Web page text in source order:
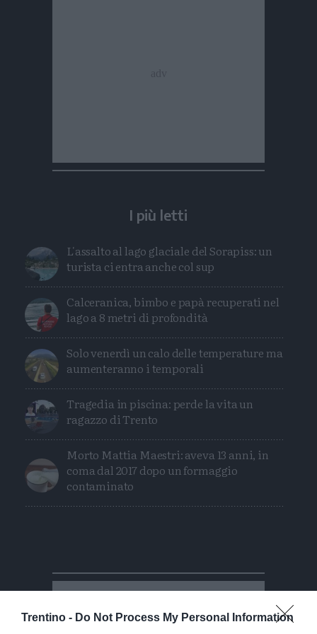
Trentino - Do Not Process My Personal Information
I più letti
L'assalto al lago glaciale del Sorapiss: un
turista ci entra anche col sup
Calceranica, bimbo e papà recuperati nel
lago a 8 metri di profondità
Solo venerdì un calo delle temperature ma
aumenteranno i temporali
Tragedia in piscina: perde la vita un
ragazzo di Trento
Morto Mattia Maestri: aveva 13 anni, in
coma dal 2017 dopo un formaggio
contaminato